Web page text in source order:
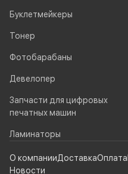
Буклетмейкеры
Тонер
Фотобарабаны
Девелопер
Запчасти для цифровых
печатных машин
Ламинаторы
О компанииДоставкаОплата
Новости